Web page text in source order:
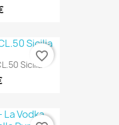
Sicilia
favorite_border